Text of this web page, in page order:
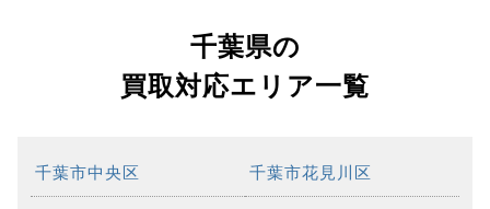
千葉県の
買取対応エリア一覧
千葉市中央区 千葉市花見川区